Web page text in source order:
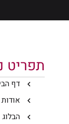
תפריט
דף
אודות